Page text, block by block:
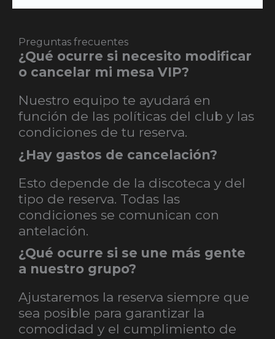
Preguntas frecuentes
¿Qué ocurre si necesito modificar
o cancelar mi mesa VIP?
Nuestro equipo te ayudará en
función de las políticas del club y las
condiciones de tu reserva.
¿Hay gastos de cancelación?
Esto depende de la discoteca y del
tipo de reserva. Todas las
condiciones se comunican con
antelación.
¿Qué ocurre si se une más gente
a nuestro grupo?
Ajustaremos la reserva siempre que
sea posible para garantizar la
comodidad y el cumplimiento de